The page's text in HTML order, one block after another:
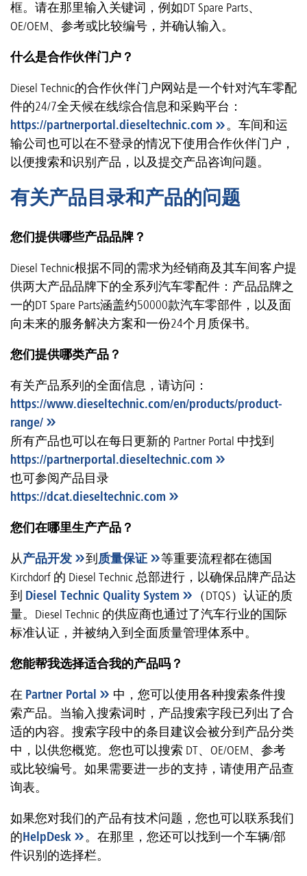
框。请在那里输入关键词，例如DT Spare Parts、
OE/OEM、参考或比较编号，并确认输入。
什么是合作伙伴门户？
Diesel Technic的合作伙伴门户网站是一个针对汽车零配
件的24/7全天候在线综合信息和采购平台：
https://partnerportal.dieseltechnic.com
。车间和运
输公司也可以在不登录的情况下使用合作伙伴门户，
以便搜索和识别产品，以及提交产品咨询问题。
有关产品目录和产品的问题
您们提供哪些产品品牌？
Diesel Technic根据不同的需求为经销商及其车间客户提
供两大产品品牌下的全系列汽车零配件：产品品牌之
一的DT Spare Parts涵盖约50000款汽车零部件，以及面
向未来的服务解决方案和一份24个月质保书。
您们提供哪类产品？
有关产品系列的全面信息，请访问：
https://www.dieseltechnic.com/en/products/product-
range/
所有产品也可以在每日更新的 Partner Portal 中找到
https://partnerportal.dieseltechnic.com
也可参阅产品目录
https://dcat.dieseltechnic.com
您们在哪里生产产品？
从产品开发 到质量保证
等重要流程都在德国
Kirchdorf 的 Diesel Technic 总部进行，以确保品牌产品达
到 Diesel Technic Quality System
（DTQS）认证的质
量。Diesel Technic 的供应商也通过了汽车行业的国际
标准认证，并被纳入到全面质量管理体系中。
您能帮我选择适合我的产品吗？
在 Partner Portal
中，您可以使用各种搜索条件搜
索产品。当输入搜索词时，产品搜索字段已列出了合
适的内容。搜索字段中的条目建议会被分到产品分类
中，以供您概览。您也可以搜索 DT、OE/OEM、参考
或比较编号。如果需要进一步的支持，请使用产品查
询表。
如果您对我们的产品有技术问题，您也可以联系我们
的HelpDesk
。在那里，您还可以找到一个车辆/部
件识别的选择栏。